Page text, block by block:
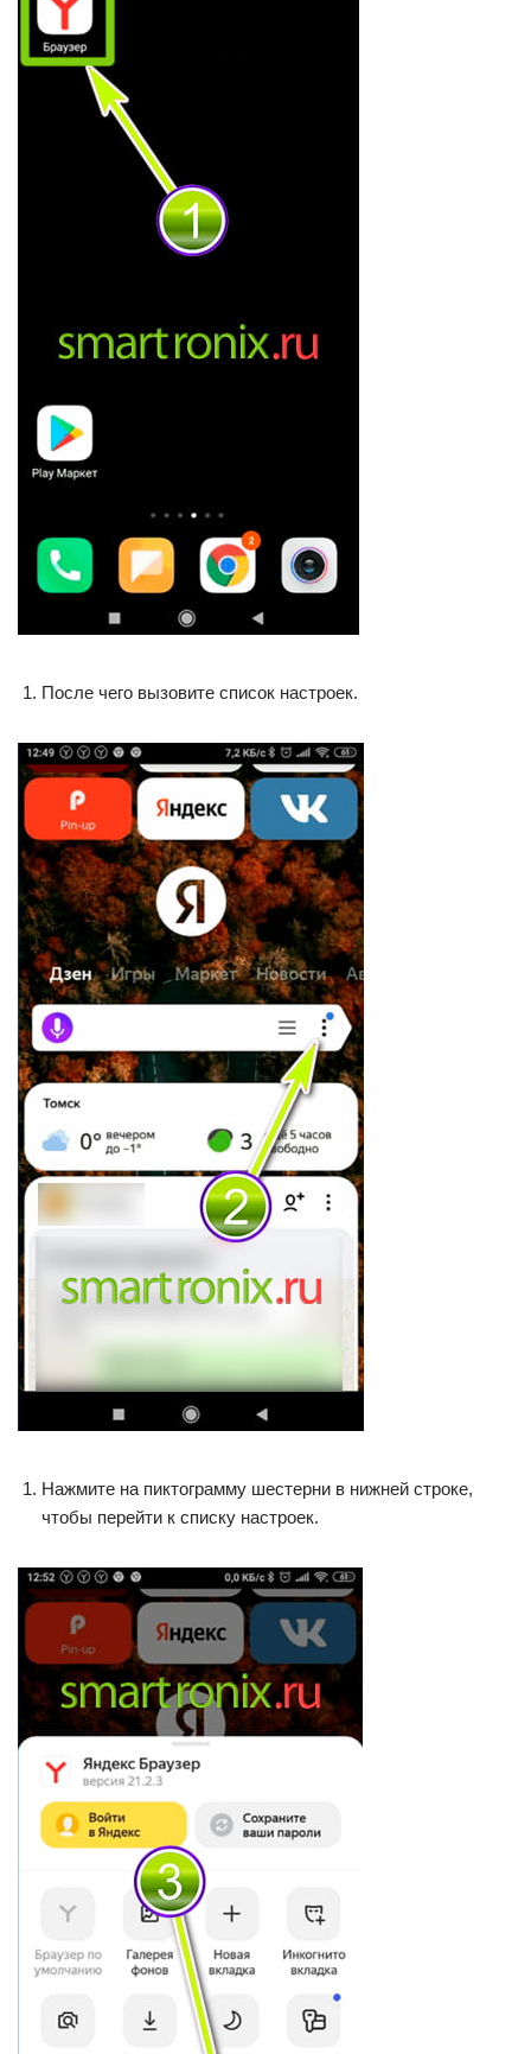
После чего вызовите список настроек.
Нажмите на пиктограмму шестерни в нижней строке,
чтобы перейти к списку настроек.